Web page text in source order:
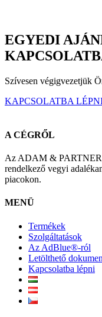
EGYEDI
Szívesen végigvezetjük
KAPCSOLATBA
A CÉGRŐL
Az ADAM &
rendelkező vegyi
piacokon.
MENÜ
Termékek
Szolgáltatások
Az AdBlue®-ról
Letölthető
Kapcsolatba lépni